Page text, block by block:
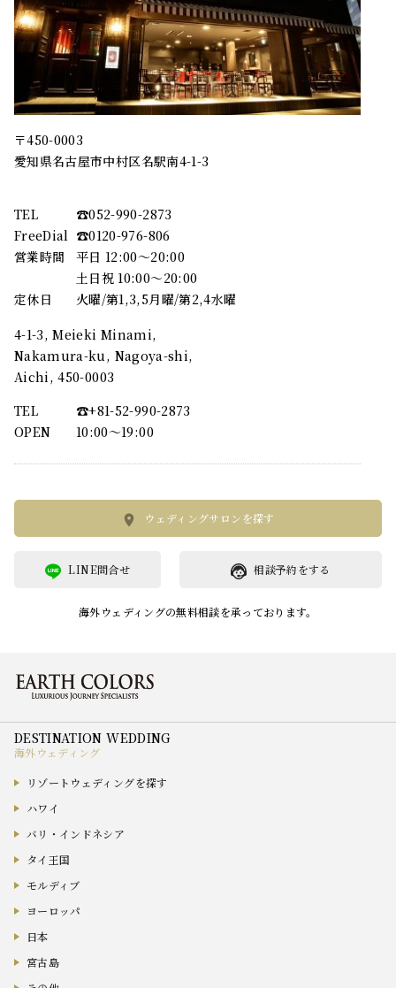
〒450-0003
愛知県名古屋市中村区名駅南4-1-3
TEL
☎︎052-990-2873
FreeDial ☎︎0120-976-806
営業時間
平日 12:00～20:00
土日祝 10:00～20:00
定休日
火曜/第1,3,5月曜/第2,4水曜
4-1-3, Meieki Minami,
Nakamura-ku, Nagoya-shi,
Aichi, 450-0003
TEL
☎︎+81-52-990-2873
OPEN
10:00〜19:00
ウェディングサロンを探す
相談予約をする
LINE問合せ
海外ウェディングの無料相談を承っております。
海外ウェディング
リゾートウェディングを探す
ハワイ
バリ・インドネシア
タイ王国
モルディブ
ヨーロッパ
日本
宮古島